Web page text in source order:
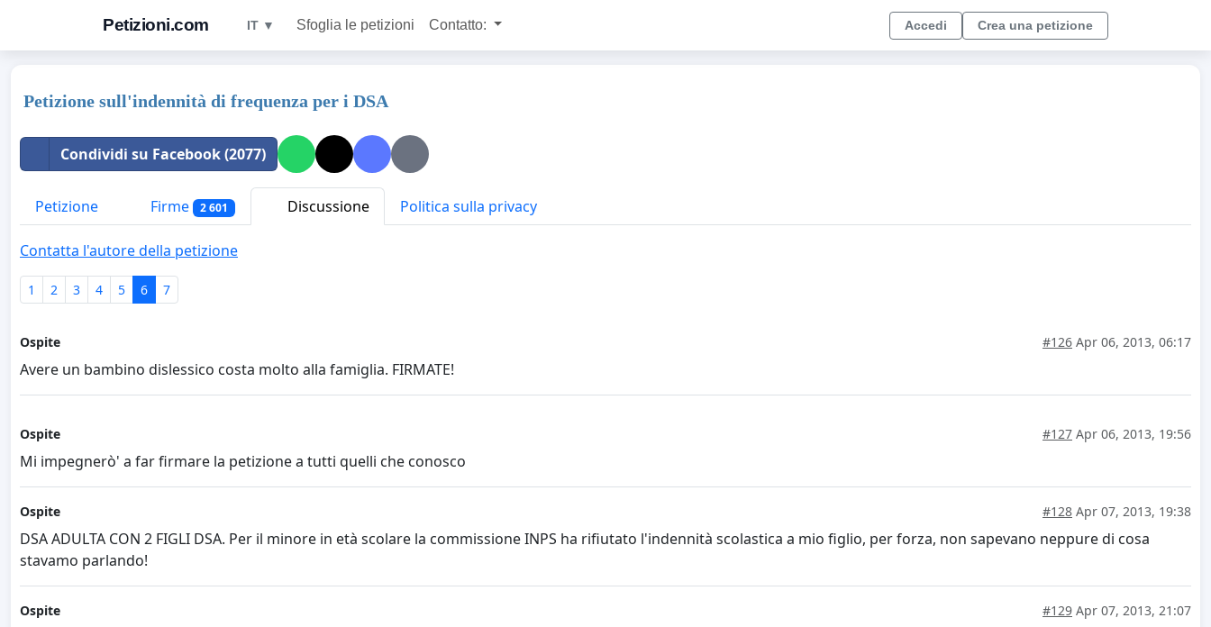
Petizioni.com IT ▼ Sfoglia le petizioni Contatto: Accedi Crea una petizione
Petizione sull'indennità di frequenza per i DSA
Condividi su Facebook (2077)
Petizione Firme 2 601 Discussione Politica sulla privacy
Contatta l'autore della petizione
1 2 3 4 5 6 7
Ospite #126 Apr 06, 2013, 06:17
Avere un bambino dislessico costa molto alla famiglia. FIRMATE!
Ospite #127 Apr 06, 2013, 19:56
Mi impegnerò' a far firmare la petizione a tutti quelli che conosco
Ospite #128 Apr 07, 2013, 19:38
DSA ADULTA CON 2 FIGLI DSA. Per il minore in età scolare la commissione INPS ha rifiutato l'indennità scolastica a mio figlio, per forza, non sapevano neppure di cosa
stavamo parlando!
Ospite #129 Apr 07, 2013, 21:07